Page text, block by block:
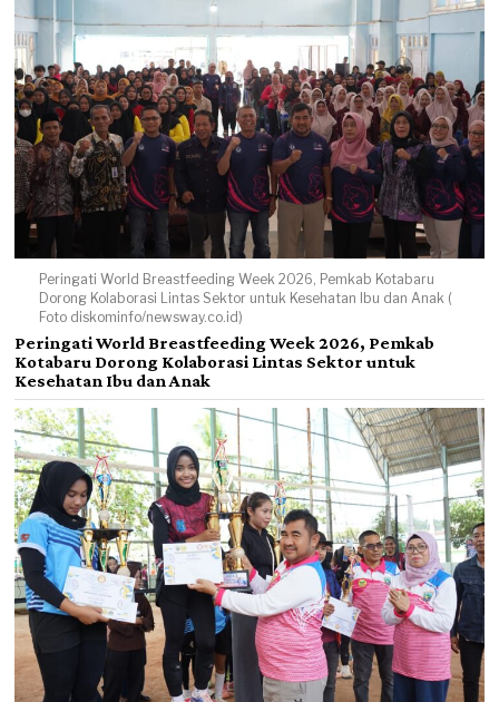
Peringati World Breastfeeding Week 2026, Pemkab Kotabaru
Dorong Kolaborasi Lintas Sektor untuk Kesehatan Ibu dan Anak (
Foto diskominfo/newsway.co.id)
Peringati World Breastfeeding Week 2026, Pemkab
Kotabaru Dorong Kolaborasi Lintas Sektor untuk
Kesehatan Ibu dan Anak